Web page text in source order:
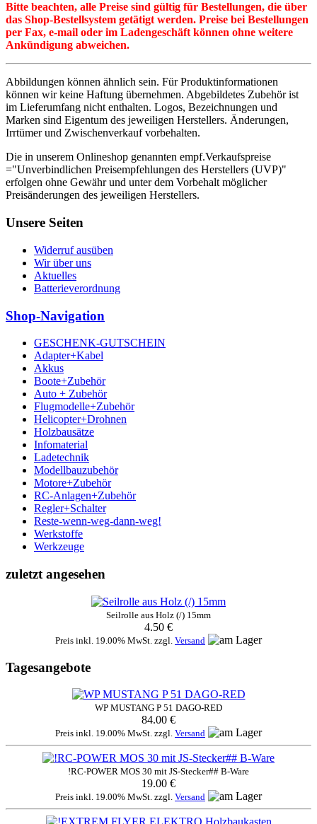
Bitte beachten, alle Preise sind gültig für Bestellungen, die über
das Shop-Bestellsystem getätigt werden. Preise bei Bestellungen
per Fax, e-mail oder im Ladengeschäft können ohne weitere
Ankündigung abweichen.
Abbildungen können ähnlich sein. Für Produktinformationen
können wir keine Haftung übernehmen. Abgebildetes Zubehör ist
im Lieferumfang nicht enthalten. Logos, Bezeichnungen und
Marken sind Eigentum des jeweiligen Herstellers. Änderungen,
Irrtümer und Zwischenverkauf vorbehalten.
Die in unserem Onlineshop genannten empf.Verkaufspreise
="Unverbindlichen Preisempfehlungen des Herstellers (UVP)"
erfolgen ohne Gewähr und unter dem Vorbehalt möglicher
Preisänderungen des jeweiligen Herstellers.
Unsere Seiten
Widerruf ausüben
Wir über uns
Aktuelles
Batterieverordnung
Shop-Navigation
GESCHENK-GUTSCHEIN
Adapter+Kabel
Akkus
Boote+Zubehör
Auto + Zubehör
Flugmodelle+Zubehör
Helicopter+Drohnen
Holzbausätze
Infomaterial
Ladetechnik
Modellbauzubehör
Motore+Zubehör
RC-Anlagen+Zubehör
Regler+Schalter
Reste-wenn-weg-dann-weg!
Werkstoffe
Werkzeuge
zuletzt angesehen
Seilrolle aus Holz (/) 15mm
4.50 €
Preis inkl. 19.00% MwSt. zzgl. Versand
Tagesangebote
WP MUSTANG P 51 DAGO-RED
84.00 €
Preis inkl. 19.00% MwSt. zzgl. Versand
!RC-POWER MOS 30 mit JS-Stecker## B-Ware
19.00 €
Preis inkl. 19.00% MwSt. zzgl. Versand